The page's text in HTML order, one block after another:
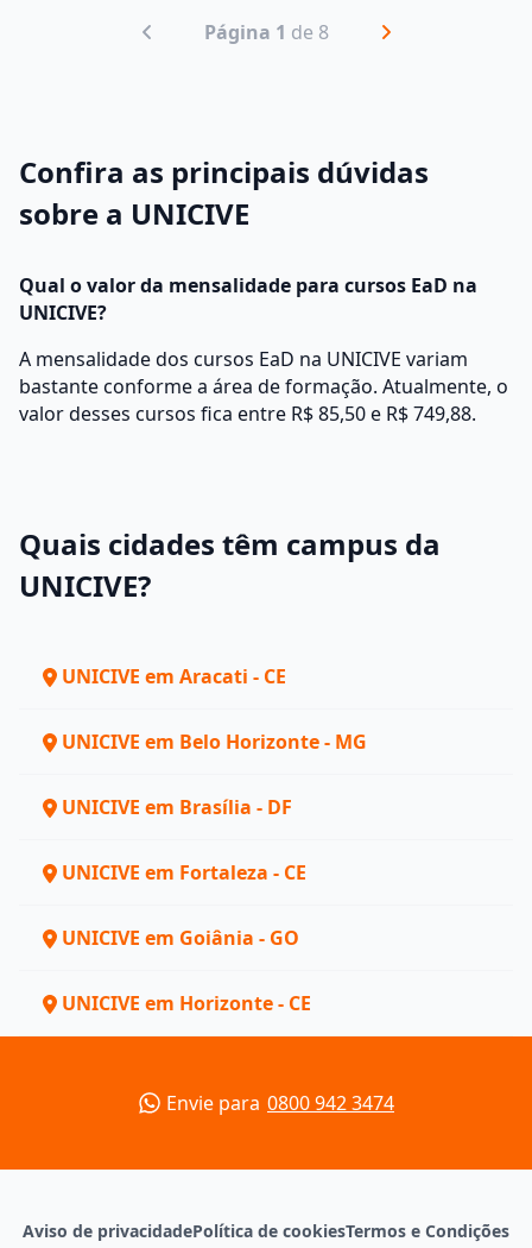
Página 1 de 8
Confira as principais dúvidas
sobre a UNICIVE
Qual o valor da mensalidade para cursos EaD na
UNICIVE?
A mensalidade dos cursos EaD na UNICIVE variam
bastante conforme a área de formação. Atualmente, o
valor desses cursos fica entre R$ 85,50 e R$ 749,88.
Quais cidades têm campus da
UNICIVE?
UNICIVE em Aracati - CE
UNICIVE em Belo Horizonte - MG
UNICIVE em Brasília - DF
UNICIVE em Fortaleza - CE
UNICIVE em Goiânia - GO
UNICIVE em Horizonte - CE
Envie para 0800 942 3474
Aviso de privacidadePolítica de cookiesTermos e Condições